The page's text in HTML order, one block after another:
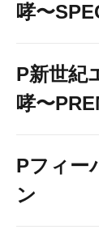
哮〜
P新世紀
哮〜
Pフィー
ン